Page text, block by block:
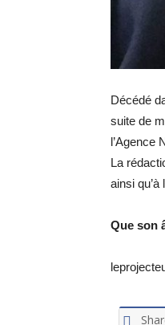
Décédé
suite de
l’Agence
La
ainsi qu’à
Que son